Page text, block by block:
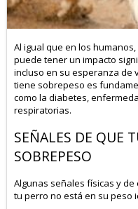
Al igual que en los
puede tener un impacto
incluso en su esperanza de
tiene sobrepeso es
como la diabetes,
respiratorias.
SEÑALES DE QUE
SOBREPESO
Algunas señales físicas y
tu perro no está en su peso